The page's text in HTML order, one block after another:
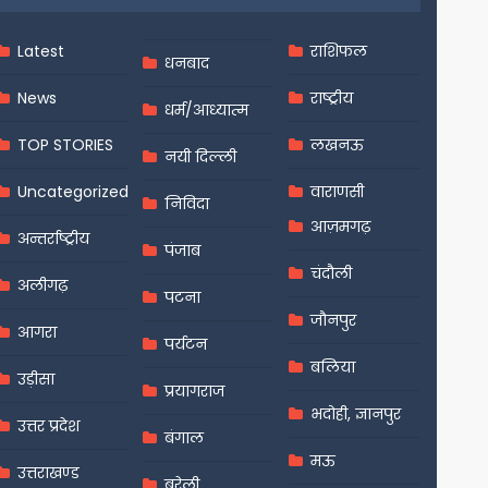
Latest
News
TOP STORIES
Uncategorized
अन्तर्राष्ट्रीय
अलीगढ़
आगरा
उड़ीसा
उत्तर प्रदेश
उत्तराखण्ड
धनबाद
धर्म/आध्यात्म
नयी दिल्ली
निविदा
पंजाब
पटना
पर्यटन
प्रयागराज
बंगाल
राशिफल
राष्ट्रीय
लखनऊ
वाराणसी
आज़मगढ़
चंदौली
जौनपुर
बलिया
भदोही, ज्ञानपुर
मऊ